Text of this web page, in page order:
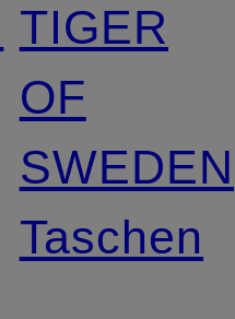
TIGER
OF
SWEDEN
Taschen